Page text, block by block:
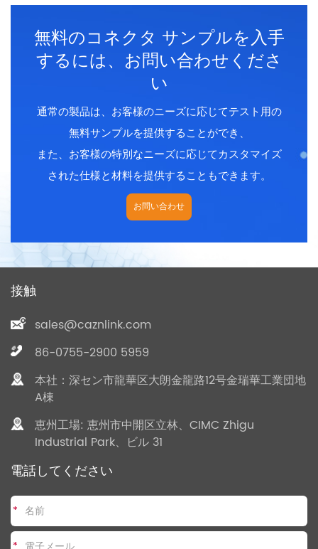
認定：CE、ROHS、UL
標準：IEC 61076-2-106-
2012 AISG
認定：CE、ROHS、UL
標準：IEC 61076-2-106-
2012 AISG
無料のコネクタ サンプルを入手
するには、お問い合わせくださ
い
通常の製品は、お客様のニーズに応じてテスト用の
無料サンプルを提供することができ、
また、お客様の特別なニーズに応じてカスタマイズ
された仕様と材料を提供することもできます。
お問い合わせ
接触
sales@caznlink.com
86-0755-2900 5959
本社：深セン市龍華区大朗金龍路12号金瑞華工業団地
A棟
恵州工場: 恵州市中開区立林、CIMC Zhigu
Industrial Park、ビル 31
電話してください
*